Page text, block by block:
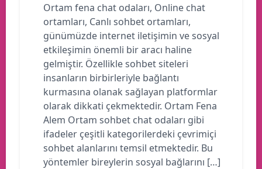
Ortam fena chat odaları, Online chat
ortamları, Canlı sohbet ortamları,
günümüzde internet iletişimin ve sosyal
etkileşimin önemli bir aracı haline
gelmiştir. Özellikle sohbet siteleri
insanların birbirleriyle bağlantı
kurmasına olanak sağlayan platformlar
olarak dikkati çekmektedir. Ortam Fena
Alem Ortam sohbet chat odaları gibi
ifadeler çeşitli kategorilerdeki çevrimiçi
sohbet alanlarını temsil etmektedir. Bu
yöntemler bireylerin sosyal bağlarını […]